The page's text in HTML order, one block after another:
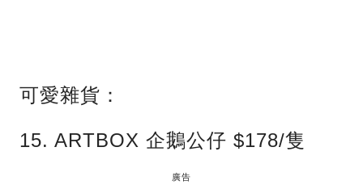
可愛雜貨：
15. ARTBOX 企鵝公仔 $178/隻
廣告